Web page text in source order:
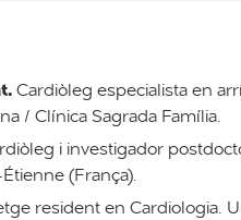
Cardiòleg especialista en
/ Clínica Sagrada Família.
i investigador
(França).
resident en Cardiologia.